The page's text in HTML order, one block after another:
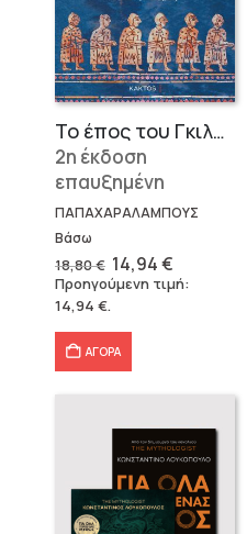
Το έπος του Γκιλγκαμές
2η έκδοση
επαυξημένη
ΠΑΠΑΧΑΡΑΛΑΜΠΟΥΣ
Βάσω
18,80€ Original
price
was:
18,80 €.
14,94€Η
τρέχουσα
τιμή
Προηγούμενη τιμή:
14,94 €.
ΑΓΟΡΑ